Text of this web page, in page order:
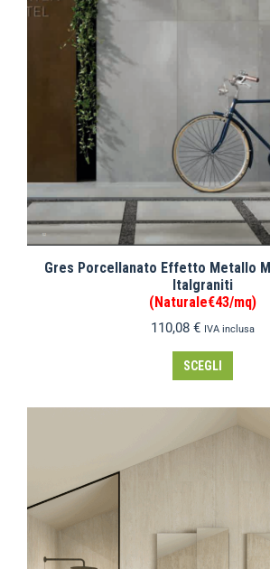
Gres Porcellanato Effetto Metallo
Italgraniti
(Naturale€43/mq)
110,08 € IVA inclusa
SCEGLI